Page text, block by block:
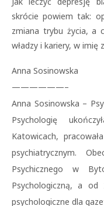
skrócie powiem tak:
zmiana trybu życia, a
władzy i kariery, w imię
Anna Sosinowska
——————–
Anna Sosinowska –
Psychologię
Katowicach,
psychiatrycznym.
Psychicznego w
Psychologiczną, a
psychologiczne dla